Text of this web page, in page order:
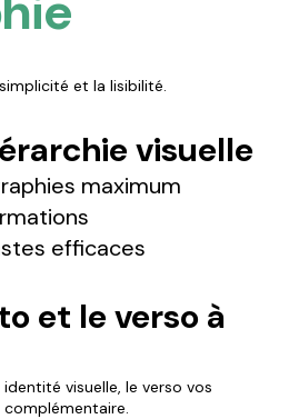
et la lisibilité.
visuelle
maximum
efficaces
et le verso à
visuelle, le verso vos